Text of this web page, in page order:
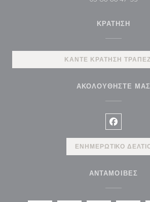
ΚΡΆΤΗΣΗ
ΚΆΝΤΕ ΚΡΆΤΗΣΗ
ΑΚΟΛΟΥΘΉΣΤΕ ΜΑΣ
Facebook
ΕΝΗΜΕΡΩΤΙΚΌ
ΑΝΤΑΜΟΙΒΈΣ